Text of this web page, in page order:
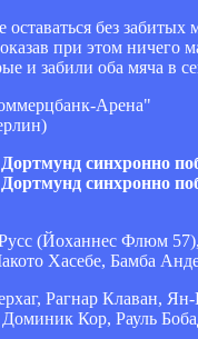
оставаться без
при этом
и забили оба мяча в
Арена"
(Йоханнес Флюм
Хасебе, Бамба
Рагнар Клаван,
Кор, Рауль